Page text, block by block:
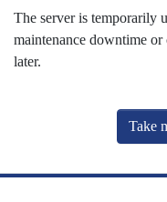
The server is temporarily
maintenance downtime or
later.
Take